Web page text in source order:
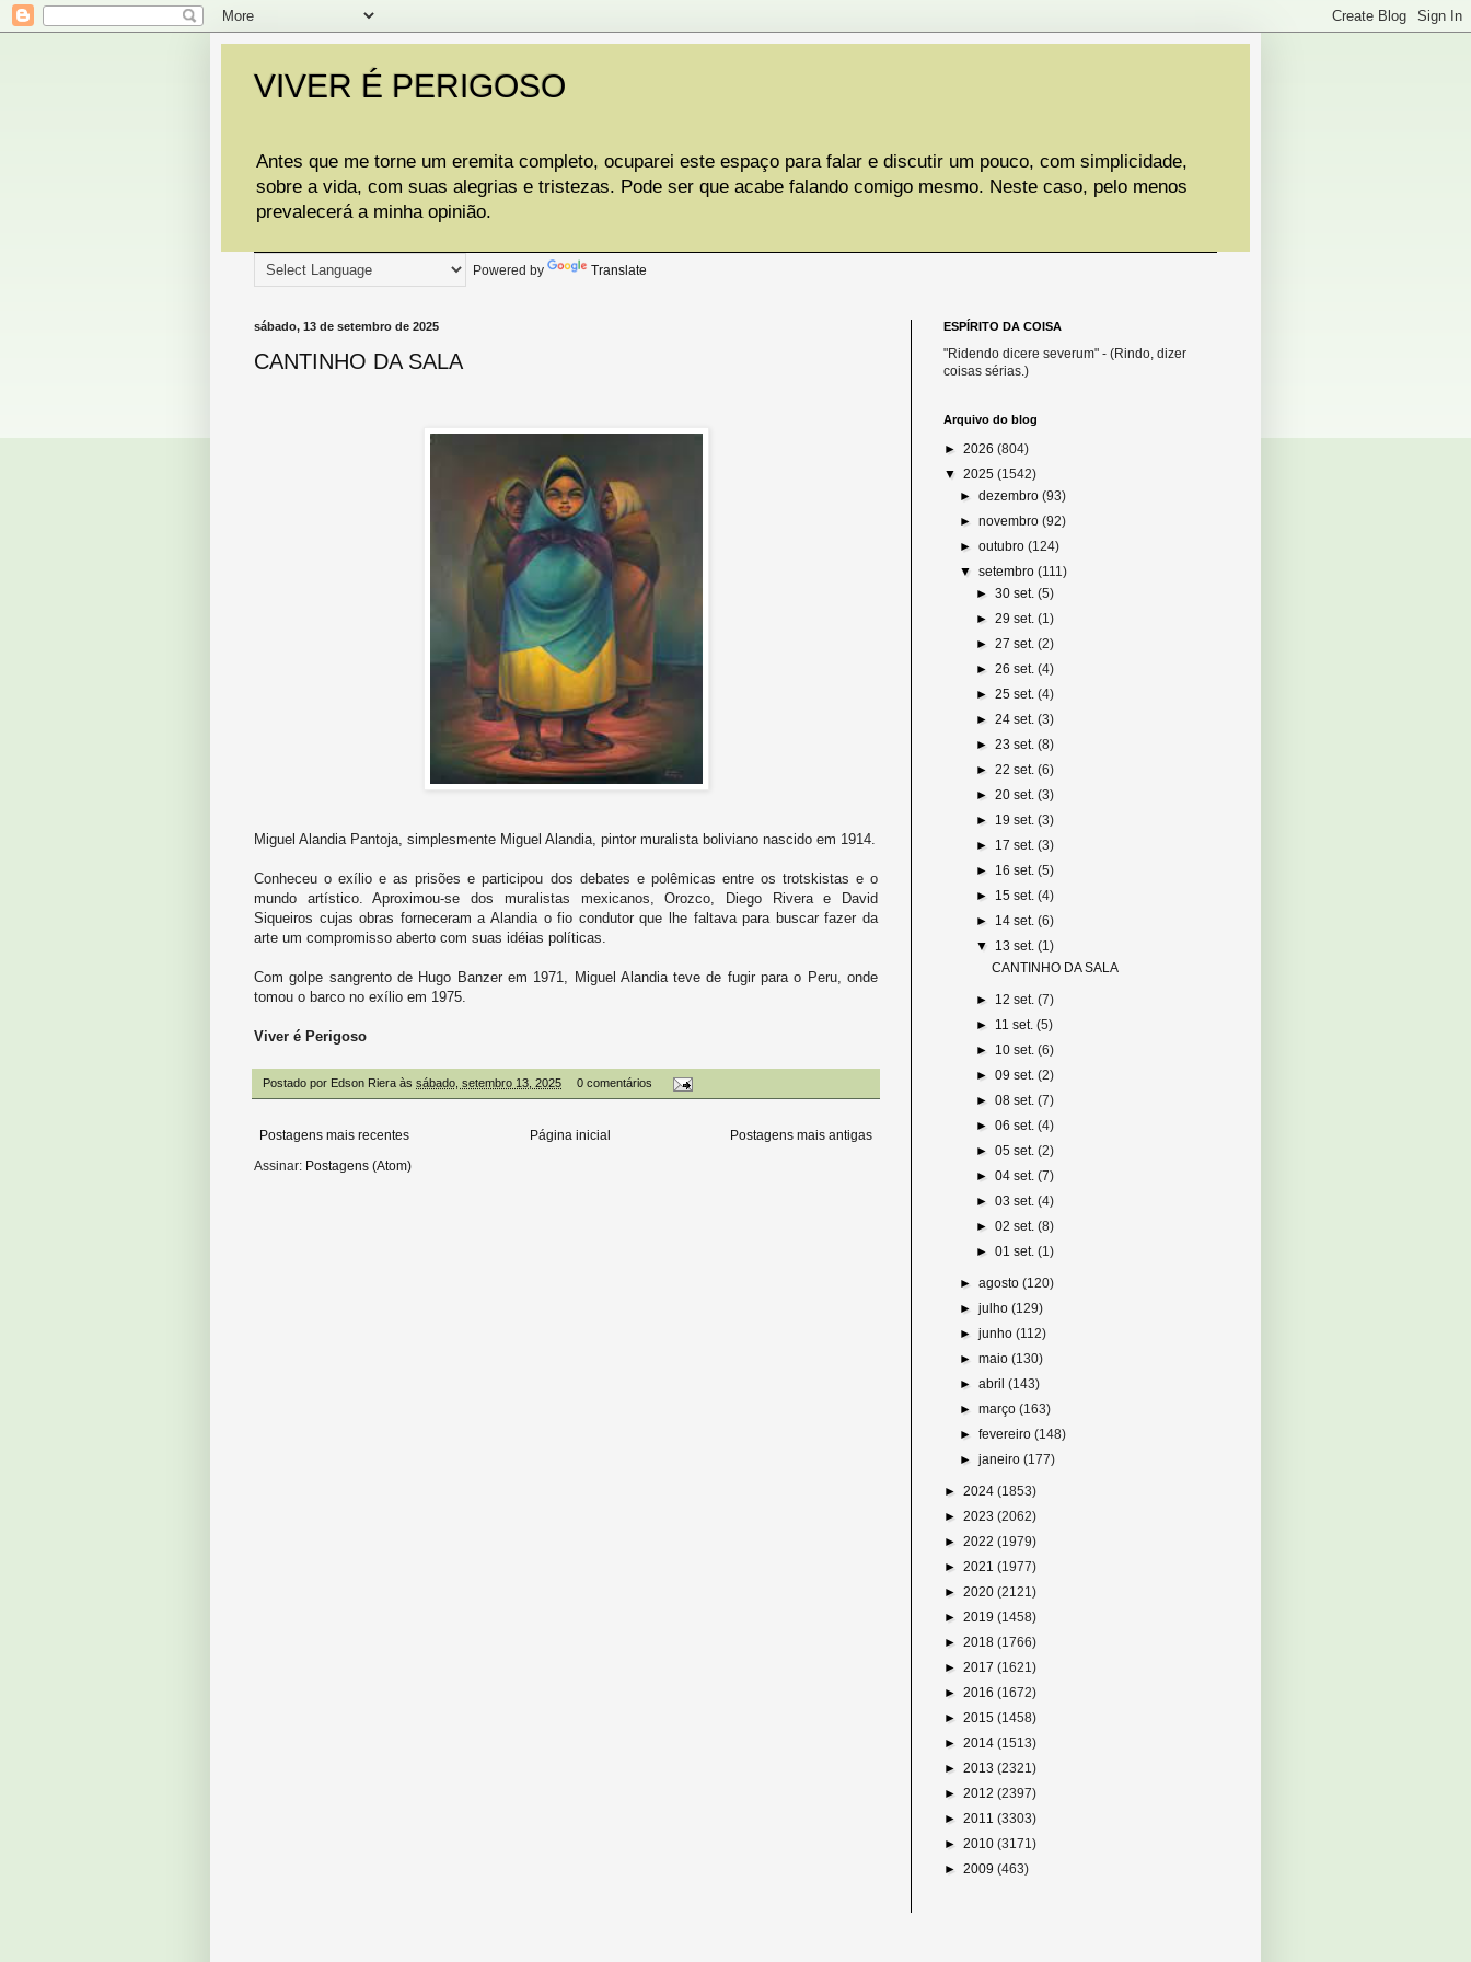
VIVER É PERIGOSO
Antes que me torne um eremita completo, ocuparei este espaço para falar e discutir um pouco, com simplicidade,
sobre a vida, com suas alegrias e tristezas. Pode ser que acabe falando comigo mesmo. Neste caso, pelo menos
prevalecerá a minha opinião.
Powered by Translate
sábado, 13 de setembro de 2025
CANTINHO DA SALA
Miguel Alandia Pantoja, simplesmente Miguel Alandia, pintor muralista boliviano nascido em 1914.
Conheceu o exílio e as prisões e participou dos debates e polêmicas entre os trotskistas e o
mundo artístico. Aproximou-se dos muralistas mexicanos, Orozco, Diego Rivera e David
Siqueiros cujas obras forneceram a Alandia o fio condutor que lhe faltava para buscar fazer da
arte um compromisso aberto com suas idéias políticas.
Com golpe sangrento de Hugo Banzer em 1971, Miguel Alandia teve de fugir para o Peru, onde
tomou o barco no exílio em 1975.
Viver é Perigoso
Postado por Edson Riera às sábado, setembro 13, 2025 0 comentários
Postagens mais recentes Postagens mais antigas
Página inicial
Assinar: Postagens (Atom)
ESPÍRITO DA COISA
"Ridendo dicere severum" - (Rindo, dizer
coisas sérias.)
Arquivo do blog
► 2026 (804)
▼ 2025 (1542)
►dezembro(93)
►novembro(92)
►outubro(124)
▼setembro(111)
► 30 set. (5)
► 29 set. (1)
► 27 set. (2)
► 26 set. (4)
► 25 set. (4)
► 24 set. (3)
► 23 set. (8)
► 22 set. (6)
► 20 set. (3)
► 19 set. (3)
► 17 set. (3)
► 16 set. (5)
► 15 set. (4)
► 14 set. (6)
▼ 13 set. (1)
CANTINHO DA SALA
► 12 set. (7)
► 11 set. (5)
► 10 set. (6)
► 09 set. (2)
► 08 set. (7)
► 06 set. (4)
► 05 set. (2)
► 04 set. (7)
► 03 set. (4)
► 02 set. (8)
► 01 set. (1)
►agosto(120)
►julho(129)
►junho(112)
►maio(130)
►abril(143)
►março(163)
►fevereiro(148)
►janeiro(177)
► 2024 (1853)
► 2023 (2062)
► 2022 (1979)
► 2021 (1977)
► 2020 (2121)
► 2019 (1458)
► 2018 (1766)
► 2017 (1621)
► 2016 (1672)
► 2015 (1458)
► 2014 (1513)
► 2013 (2321)
► 2012 (2397)
► 2011 (3303)
► 2010 (3171)
► 2009 (463)